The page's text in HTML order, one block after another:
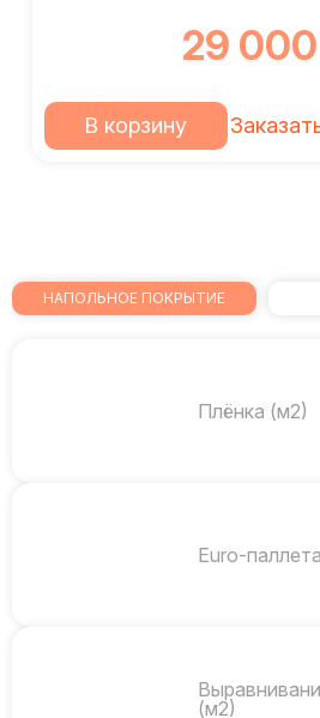
29
В корзину
НАПОЛЬНОЕ ПОКРЫТИЕ
Плёнка (м2)
Euro-паллета
(м2)